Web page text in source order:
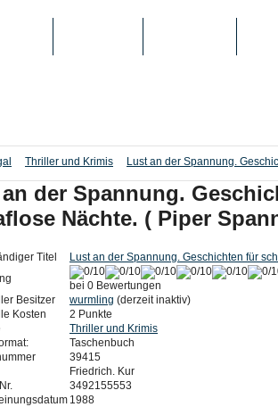
Thriller und Krimis Lust an der Spannung.
der Spannung.
Nächte. ( Piper
Titel
Lust an der Spannung. Geschichten für
bei 0 Bewertungen
Besitzer
wurmling (derzeit inaktiv)
Kosten
2 Punkte
Thriller und Krimis
Taschenbuch
39415
Friedrich. Kur
3492155553
1988